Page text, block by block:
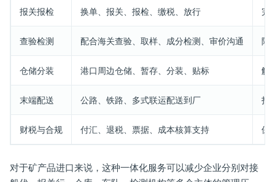
报关报检 换单、报关、报检、缴税、放行 完
查验检测 配合海关查验、取样、成分检测、审价沟通 降
仓储分装 港口周边仓储、暂存、分装、贴标 解
末端配送 公路、铁路、多式联运配送到厂 打
财税与合规 付汇、退税、票据、成本核算支持 保
对于矿产品进口来说，这种一体化服务可以减少企业分别对接